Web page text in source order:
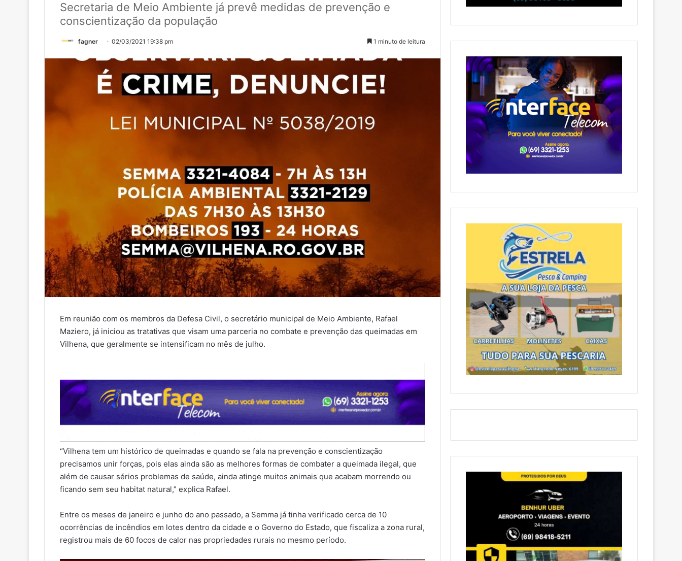
Secretaria de Meio Ambiente já prevê medidas de prevenção e
conscientização da população
fagner 02/03/2021 19:38 pm 1 minuto de leitura
Em reunião com os membros da Defesa Civil, o secretário municipal de Meio Ambiente, Rafael
Maziero, já iniciou as tratativas que visam uma parceria no combate e prevenção das queimadas em
Vilhena, que geralmente se intensificam no mês de julho.
“Vilhena tem um histórico de queimadas e quando se fala na prevenção e conscientização
precisamos unir forças, pois elas ainda são as melhores formas de combater a queimada ilegal, que
além de causar sérios problemas de saúde, ainda atinge muitos animais que acabam morrendo ou
ficando sem seu habitat natural,” explica Rafael.
Entre os meses de janeiro e junho do ano passado, a Semma já tinha verificado cerca de 10
ocorrências de incêndios em lotes dentro da cidade e o Governo do Estado, que fiscaliza a zona rural,
registrou mais de 60 focos de calor nas propriedades rurais no mesmo período.